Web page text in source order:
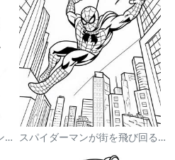
かわいいハローキティとリボンの塗り絵 スパイダーマンが街を飛び回る塗り絵